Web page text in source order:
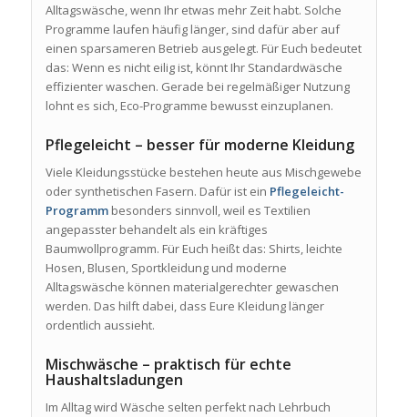
Alltagswäsche, wenn Ihr etwas mehr Zeit habt. Solche
Programme laufen häufig länger, sind dafür aber auf
einen sparsameren Betrieb ausgelegt. Für Euch bedeutet
das: Wenn es nicht eilig ist, könnt Ihr Standardwäsche
effizienter waschen. Gerade bei regelmäßiger Nutzung
lohnt es sich, Eco-Programme bewusst einzuplanen.
Pflegeleicht – besser für moderne Kleidung
Viele Kleidungsstücke bestehen heute aus Mischgewebe
oder synthetischen Fasern. Dafür ist ein Pflegeleicht-
Programmbesonders sinnvoll, weil es Textilien
angepasster behandelt als ein kräftiges
Baumwollprogramm. Für Euch heißt das: Shirts, leichte
Hosen, Blusen, Sportkleidung und moderne
Alltagswäsche können materialgerechter gewaschen
werden. Das hilft dabei, dass Eure Kleidung länger
ordentlich aussieht.
Mischwäsche – praktisch für echte
Haushaltsladungen
Im Alltag wird Wäsche selten perfekt nach Lehrbuch